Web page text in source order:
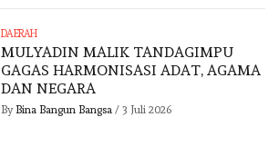
DAERAH
MULYADIN MALIK TANDAGIMPU
GAGAS HARMONISASI ADAT, AGAMA
DAN NEGARA
By Bina Bangun Bangsa / 3 Juli 2026